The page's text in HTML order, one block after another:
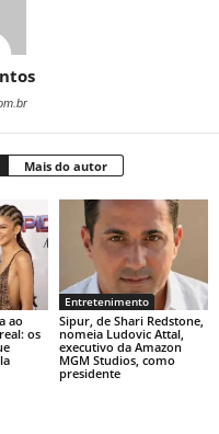
Mais do autor
ao
os
Entretenimento
Sipur, de Shari Redstone,
nomeia Ludovic Attal,
executivo da Amazon
MGM Studios, como
presidente